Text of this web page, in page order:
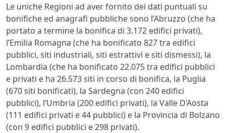
Le uniche Regioni ad aver fornito dei dati puntuali su
bonifiche ed anagrafi pubbliche sono l’Abruzzo (che ha
portato a termine la bonifica di 3.172 edifici privati),
l’Emilia Romagna (che ha bonificato 827 tra edifici
pubblici, siti industriali, siti estrattivi e siti dismessi), la
Lombardia (che ha bonificato 22.075 tra edifici pubblici
e privati e ha 26.573 siti in corso di bonifica, la Puglia
(670 siti bonificati), la Sardegna (con 240 edifici
pubblici), l’Umbria (200 edifici privati), la Valle D’Aosta
(111 edifici privati e 44 pubblici) e la Provincia di Bolzano
(con 9 edifici pubblici e 298 privati).